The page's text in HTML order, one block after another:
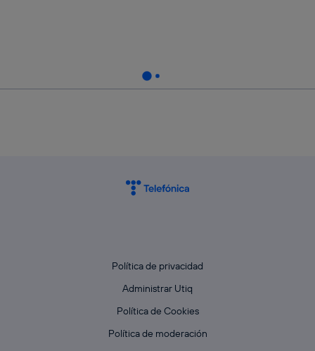
Política de privacidad
Administrar Utiq
Política de Cookies
Política de moderación